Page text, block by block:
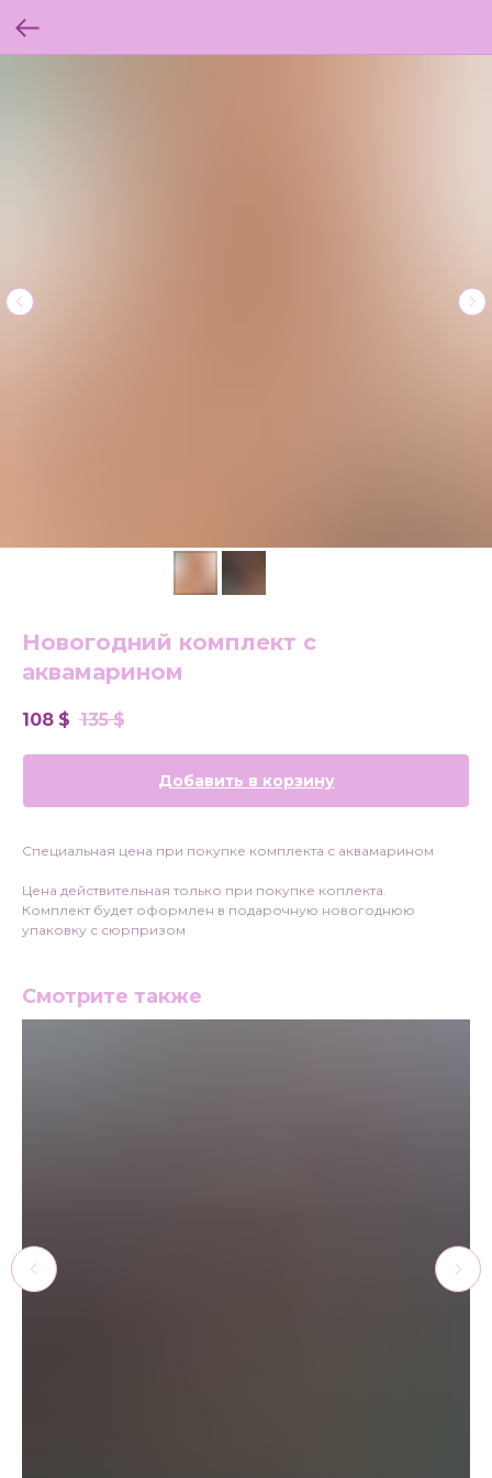
Новогодний комплект с
аквамарином
108 $ 135 $
Добавить в корзину
Специальная цена при покупке комплекта с аквамарином
Цена действительная только при покупке коплекта.
Комплект будет оформлен в подарочную новогоднюю
упаковку с сюрпризом
Смотрите также